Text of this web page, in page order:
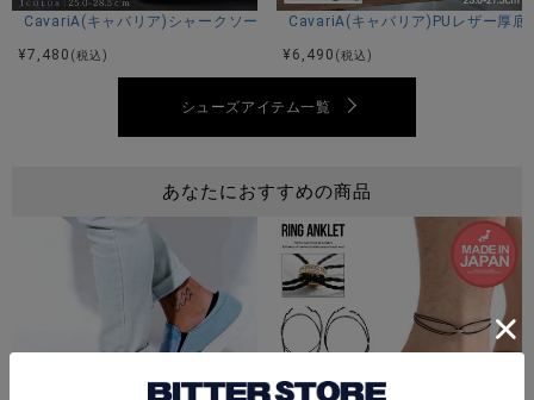
CavariA(キャバリア)シャークソールブラックコンビネーションモカシン
¥7,480 (税込)
CavariA(キャバリア)PUレザー厚
¥ 6,490 (税込)
シューズアイテム一覧
あなたにおすすめの商品